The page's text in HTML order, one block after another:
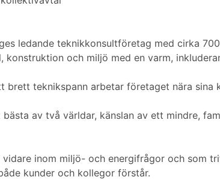
ledande teknikkonsultföretag med cirka
konstruktion och miljö med en varm,
brett teknikspann arbetar företaget nära
bästa av två världar, känslan av ett mindre,
inom miljö- och energifrågor och som
kunder och kollegor förstår.